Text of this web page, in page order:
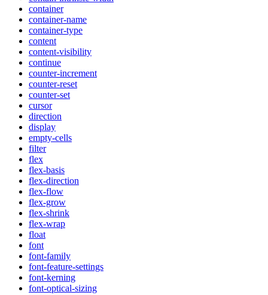
container
container-name
container-type
content
content-visibility
continue
counter-increment
counter-reset
counter-set
cursor
direction
display
empty-cells
filter
flex
flex-basis
flex-direction
flex-flow
flex-grow
flex-shrink
flex-wrap
float
font
font-family
font-feature-settings
font-kerning
font-optical-sizing